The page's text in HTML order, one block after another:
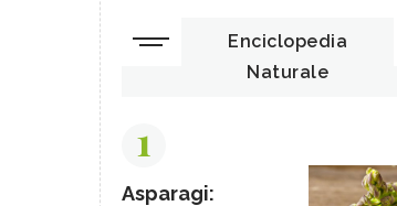
Enciclopedia
Naturale
1
Asparagi: